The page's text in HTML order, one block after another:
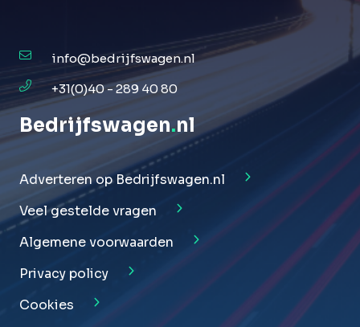
info@bedrijfswagen.nl
+31(0)40 - 289 40 80
Bedrijfswagen.nl
Adverteren op Bedrijfswagen.nl
Veel gestelde vragen
Algemene voorwaarden
Privacy policy
Cookies